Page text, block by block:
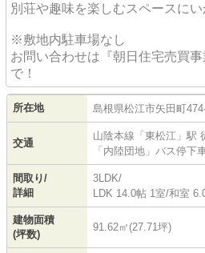
別荘や趣味を楽しむスペースに
※敷地内駐車場なし
お問い合わせは『朝日住宅売買
で！
所在地 島根県松江市矢田町
交通
山陰本線 「 東松江 」駅
「内陸団地」バス停
間取り/
詳細
3LDK/
LDK 14.0帖 1室/和室
建物面積
(坪数)
91.62㎡(27.71坪)